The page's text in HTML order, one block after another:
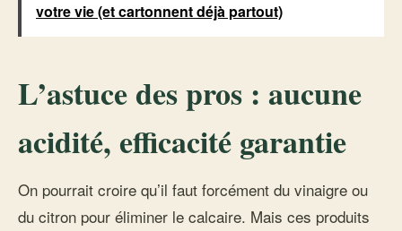
votre vie (et cartonnent déjà partout)
L’astuce des pros : aucune
acidité, efficacité garantie
On pourrait croire qu’il faut forcément du vinaigre ou
du citron pour éliminer le calcaire. Mais ces produits